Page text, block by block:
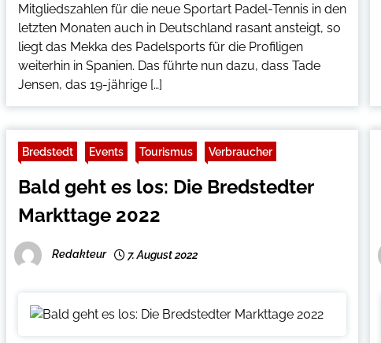
Mitgliedszahlen für die neue Sportart Padel-Tennis in den
letzten Monaten auch in Deutschland rasant ansteigt, so
liegt das Mekka des Padelsports für die Profiligen
weiterhin in Spanien. Das führte nun dazu, dass Tade
Jensen, das 19-jährige […]
Bredstedt Events Tourismus Verbraucher
Bald geht es los: Die Bredstedter
Markttage 2022
Redakteur 7. August 2022